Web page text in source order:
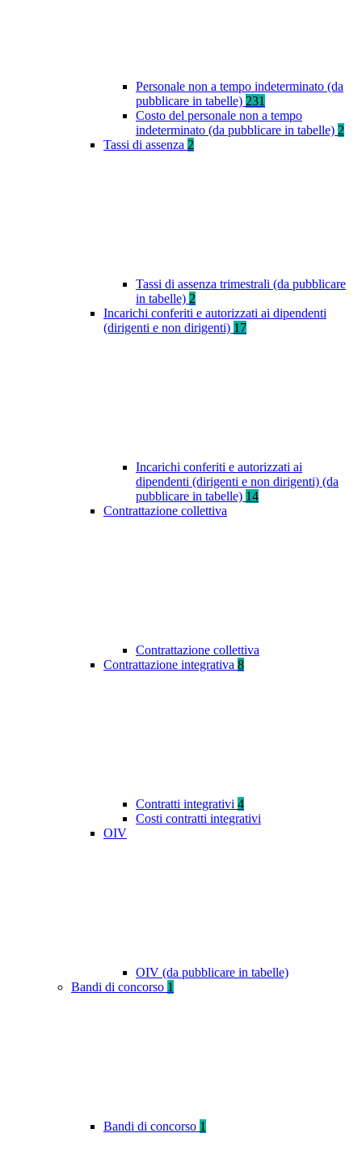
Personale non a tempo indeterminato (da
pubblicare in tabelle) 231
Costo del personale non a tempo
indeterminato (da pubblicare in tabelle) 2
Tassi di assenza 2
Tassi di assenza trimestrali (da pubblicare
in tabelle) 2
Incarichi conferiti e autorizzati ai dipendenti
(dirigenti e non dirigenti) 17
Incarichi conferiti e autorizzati ai
dipendenti (dirigenti e non dirigenti) (da
pubblicare in tabelle) 14
Contrattazione collettiva
Contrattazione collettiva
Contrattazione integrativa 8
Contratti integrativi 4
Costi contratti integrativi
OIV
OIV (da pubblicare in tabelle)
Bandi di concorso 1
Bandi di concorso 1